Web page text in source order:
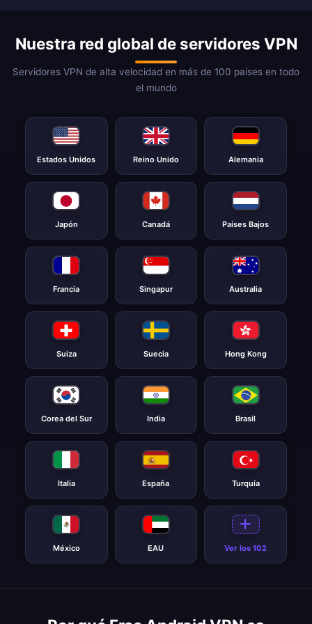
Nuestra red global de servidores VPN
Servidores VPN de alta velocidad en más de 100 países en todo
el mundo
Estados Unidos Reino Unido Alemania
Japón Canadá Países Bajos
Francia Singapur Australia
Suiza Suecia Hong Kong
Corea del Sur India Brasil
Italia España Turquía
México EAU Ver los 102